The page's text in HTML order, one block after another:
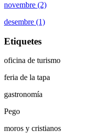
novembre (2)
desembre (1)
Etiquetes
oficina de turismo
feria de la tapa
gastronomía
Pego
moros y cristianos